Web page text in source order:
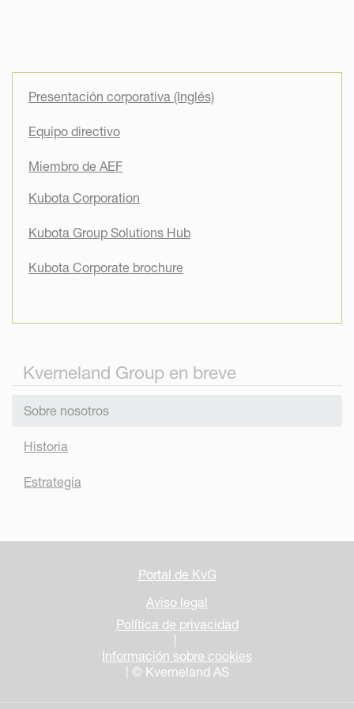
Presentación corporativa (Inglés)
Equipo directivo
Miembro de AEF
Kubota Corporation
Kubota Group Solutions Hub
Kubota Corporate brochure
Kverneland Group en breve
Sobre nosotros
Historia
Estrategia
Portal de KvG
Aviso legal
Política de privacidad
|
Información sobre cookies
| © Kverneland AS